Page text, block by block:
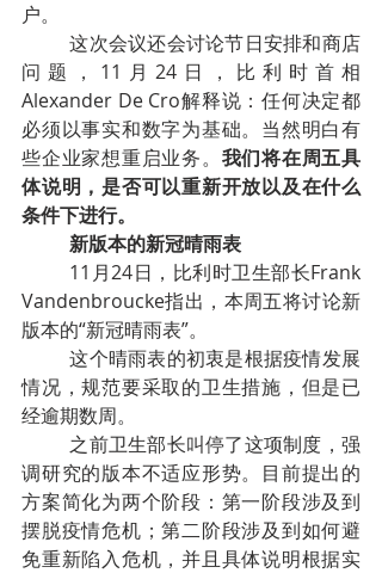
户。
这次会议还会讨论节日安排和商店
问题，11月24日，比利时首相
Alexander De Cro解释说：任何决定都
必须以事实和数字为基础。当然明白有
些企业家想重启业务。 我们将在周五具
体说明，是否可以重新开放以及在什么
条件下进行。
新版本的新冠晴雨表
11月24日，比利时卫生部长Frank
Vandenbroucke指出，本周五将讨论新
版本的“新冠晴雨表”。
这个晴雨表的初衷是根据疫情发展
情况，规范要采取的卫生措施，但是已
经逾期数周。
之前卫生部长叫停了这项制度，强
调研究的版本不适应形势。目前提出的
方案简化为两个阶段：第一阶段涉及到
摆脱疫情危机；第二阶段涉及到如何避
免重新陷入危机，并且具体说明根据实